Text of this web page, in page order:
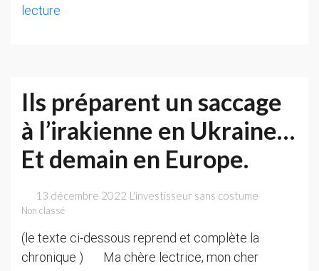
lecture
l’inflation,
le
vilain
lobbying
la
distrib’
Ils préparent un saccage
à l’irakienne en Ukraine…
Et demain en Europe.
13 décembre 2022 L'investisseur sans costume
Non classé
(le texte ci-dessous reprend et complète la
chronique ) Ma chère lectrice, mon cher